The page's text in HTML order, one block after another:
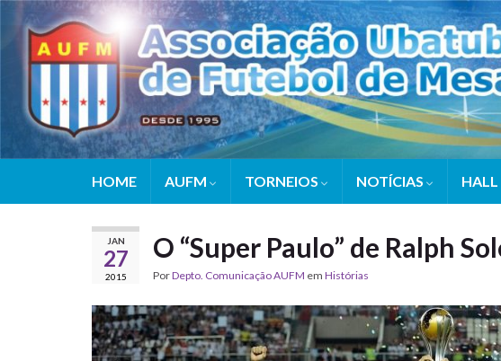
HOME AUFM TORNEIOS NOTÍCIAS
JAN
27
2015
O “Super Paulo” de Ralph
PorDepto. Comunicação AUFM em Histórias